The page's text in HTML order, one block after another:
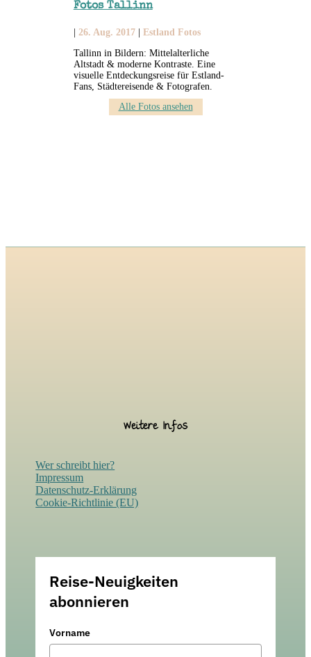
Fotos Tallinn
| 26. Aug. 2017 | Estland Fotos
Tallinn in Bildern: Mittelalterliche
Altstadt & moderne Kontraste. Eine
visuelle Entdeckungsreise für Estland-
Fans, Städtereisende & Fotografen.
Alle Fotos ansehen
Weitere Infos
Wer schreibt hier?
Impressum
Datenschutz-Erklärung
Cookie-Richtlinie (EU)
Reise-Neuigkeiten
abonnieren
Vorname